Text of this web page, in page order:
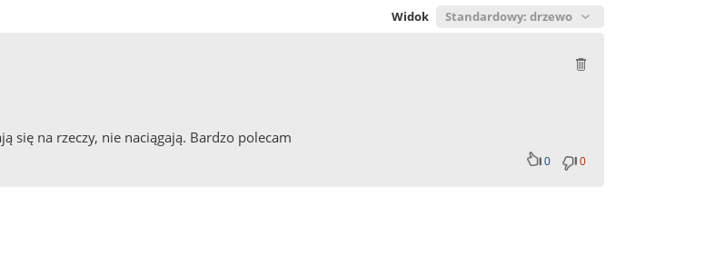
Widok
się na rzeczy, nie naciągają. Bardzo polecam
0 0